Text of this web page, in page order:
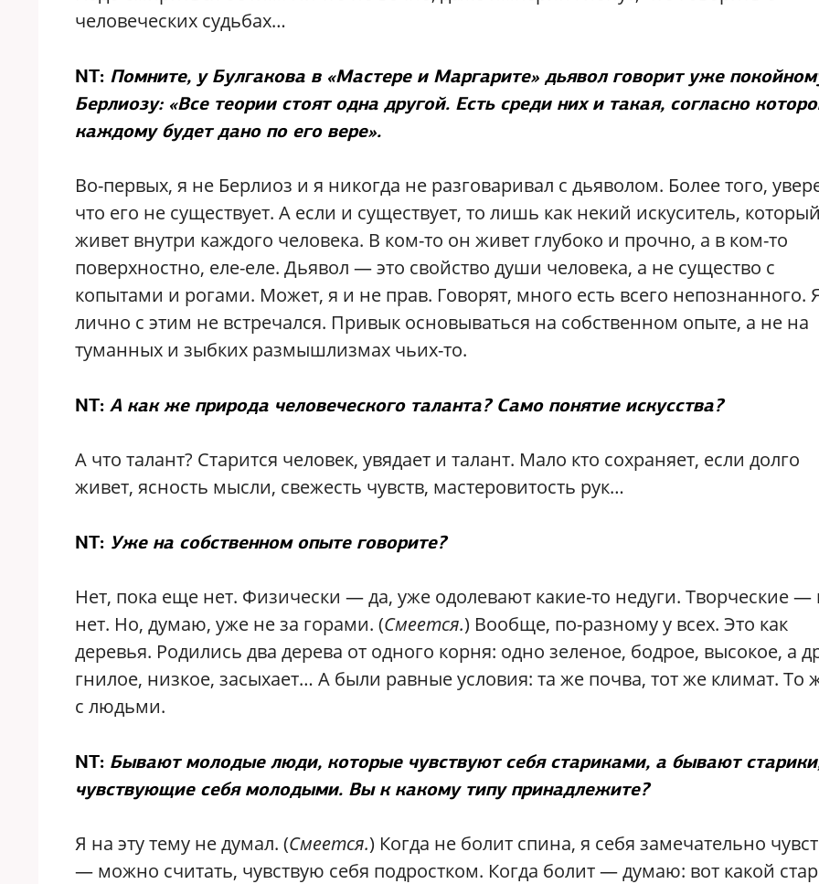
человеческих судьбах…
NT: Помните, у Булгакова в «Мастере и Маргарите» дьявол говорит уже
Берлиозу: «Все теории стоят одна другой. Есть среди них и такая, согласно
каждому будет дано по его вере».
Во-первых, я не Берлиоз и я никогда не разговаривал с дьяволом. Более того,
что его не существует. А если и существует, то лишь как некий искуситель,
живет внутри каждого человека. В ком-то он живет глубоко и прочно, а в ком-то
поверхностно, еле-еле. Дьявол — это свойство души человека, а не существо с
копытами и рогами. Может, я и не прав. Говорят, много есть всего непознанного.
лично с этим не встречался. Привык основываться на собственном опыте, а не на
туманных и зыбких размышлизмах чьих-то.
NT: А как же природа человеческого таланта? Само понятие искусства?
А что талант? Старится человек, увядает и талант. Мало кто сохраняет, если долго
живет, ясность мысли, свежесть чувств, мастеровитость рук…
NT: Уже на собственном опыте говорите?
Нет, пока еще нет. Физически — да, уже одолевают какие-то недуги. Творческие —
нет. Но, думаю, уже не за горами. (Смеется.) Вообще, по-разному у всех. Это как
деревья. Родились два дерева от одного корня: одно зеленое, бодрое, высокое, а
гнилое, низкое, засыхает… А были равные условия: та же почва, тот же климат. То
с людьми.
NT: Бывают молодые люди, которые чувствуют себя стариками, а бывают
чувствующие себя молодыми. Вы к какому типу принадлежите?
Я на эту тему не думал. (Смеется.) Когда не болит спина, я себя замечательно
— можно считать, чувствую себя подростком. Когда болит — думаю: вот какой